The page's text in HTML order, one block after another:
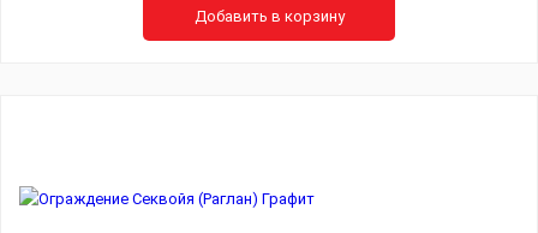
Добавить в корзину